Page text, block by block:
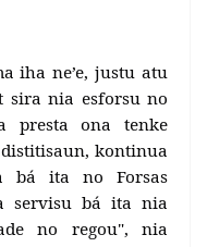
iha ne’e, justu atu
sira nia esforsu no
presta ona tenke
kontinua
bá ita no Forsas
servisu bá ita nia
no regou", nia